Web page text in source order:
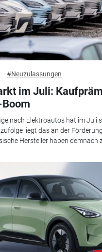
#Neuzulassungen
im Juli:
nach Elektroautos hat im Juli
liegt das an der
Hersteller haben demnach